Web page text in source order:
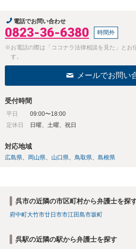
電話でお問い合わせ
0823-36-6380 時間外
※お電話の際は「ココナラ法律相談を見た」とお
す。
メールでお問い
受付時間
平日
09:00〜18:00
定休日
日曜、土曜、祝日
対応地域
広島県 岡山県 山口県 鳥取県 島根県
呉市の近隣の市区町村から弁護士を探
府中町大竹市廿日市市江田島市坂町
呉駅の近隣の駅から弁護士を探す